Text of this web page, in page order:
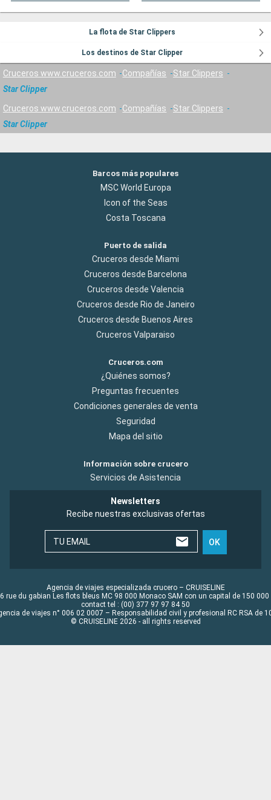
La flota de Star Clippers
Los destinos de Star Clipper
Cruceros www.cruceros.com Compañías
Star Clippers
Star Clipper
Cruceros www.cruceros.com Compañías
Star Clippers
Star Clipper
Barcos más populares
MSC World Europa
Icon of the Seas
Costa Toscana
Puerto de salida
Cruceros desde Miami
Cruceros desde Barcelona
Cruceros desde Valencia
Cruceros desde Rio de Janeiro
Cruceros desde Buenos Aires
Cruceros Valparaiso
Cruceros.com
¿Quiénes somos?
Preguntas frecuentes
Condiciones generales de venta
Seguridad
Mapa del sitio
Información sobre crucero
Servicios de Asistencia
Newsletters
Recibe nuestras exclusivas ofertas
TU EMAIL OK
Agencia de viajes especializada crucero – CRUISELINE
rue du gabian Les flots bleus MC 98 000 Monaco SAM con un capital de 150 000
contact tel : (00) 377 97 97 84 50
de viajes n° 006 02 0007 – Responsabilidad civil y profesional RC RSA de
© CRUISELINE 2026 - all rights reserved